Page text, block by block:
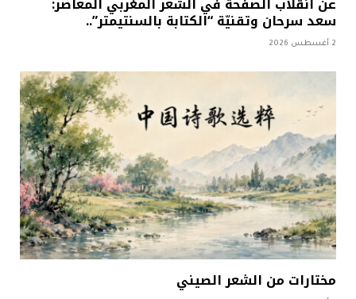
سعد سرحان وتقنيّة “الكتابة بالسنتيمتر”..
2 أغسطس 2026
مختارات من الشعر الصيني